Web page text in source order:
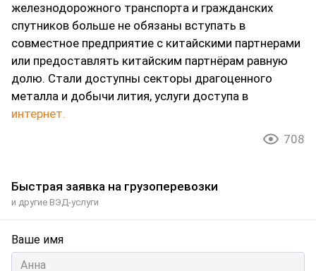
железнодорожного транспорта и гражданских
спутников больше не обязаны вступать в
совместное предприятие с китайскими партнерами
или предоставлять китайским партнёрам равную
долю. Стали доступны секторы драгоценного
металла и добычи лития, услуги доступа в
интернет.
708
Быстрая заявка на грузоперевозки
и другие ВЭД-услуги
Ваше имя